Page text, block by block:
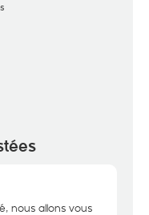
nous allons vous